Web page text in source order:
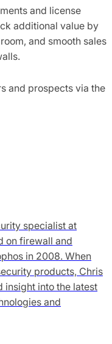
and license
additional value by
and smooth sales
and prospects via the
specialist at
on firewall and
in 2008. When
products, Chris
insight into the latest
and